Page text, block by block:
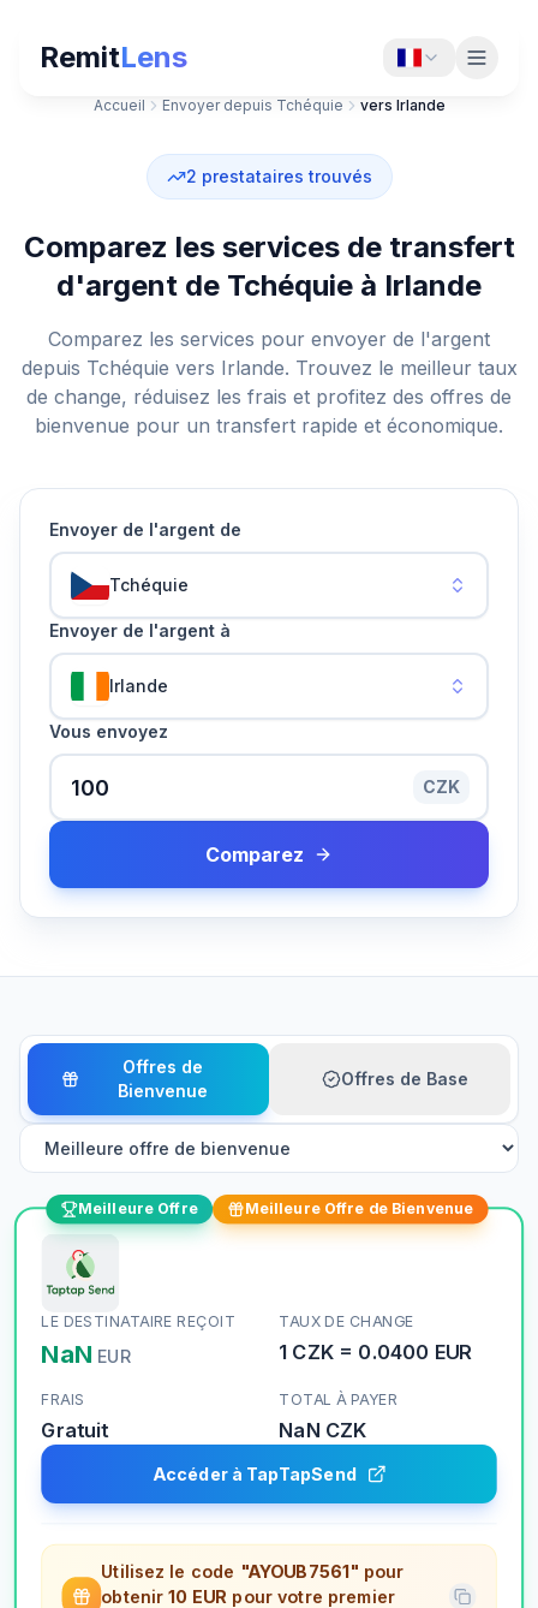
RemitLens
Accueil Envoyer depuis Tchéquie vers Irlande
2 prestataires trouvés
Comparez les services de transfert
d'argent de Tchéquie à Irlande
Comparez les services pour envoyer de l'argent
depuis Tchéquie vers Irlande. Trouvez le meilleur taux
de change, réduisez les frais et profitez des offres de
bienvenue pour un transfert rapide et économique.
Envoyer de l'argent de
Tchéquie
Envoyer de l'argent à
Irlande
Vous envoyez
CZK
Comparez
Offres de
Bienvenue
Offres de Base
Meilleure Offre Meilleure Offre de Bienvenue
LE DESTINATAIRE REÇOIT
NaN EUR
TAUX DE CHANGE
1 CZK = 0.0400 EUR
FRAIS
Gratuit
TOTAL À PAYER
NaN CZK
Accéder à TapTapSend
Utilisez le code "AYOUB7561" pour
obtenir10 EUR pour votre premier